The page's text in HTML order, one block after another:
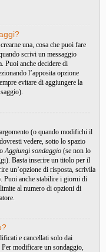
una, cosa che puoi fare
scrivi un messaggio
Puoi anche decidere di
l’apposita opzione
evitare di aggiungere la
(o quando modifichi il
vedere, sotto lo spazio
Aggiungi sondaggio (se non lo
Basta inserire un titolo per il
un’opzione di risposta, scrivila
Puoi anche stabilire i giorni di
al numero di opzioni di
e cancellati solo dai
modificare un sondaggio,